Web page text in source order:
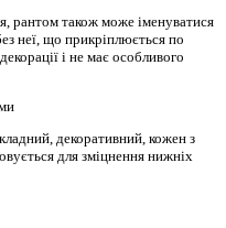
рантом також може іменуватися
неї, що прикріплюється по
і не має особливого
декоративний, кожен з
для зміцнення нижніх